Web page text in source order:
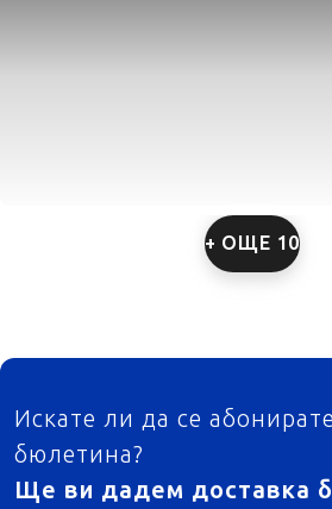
+ ОЩЕ 10
ФУТЕР
Искате ли да се
бюлетина?
Ще ви дадем доставка